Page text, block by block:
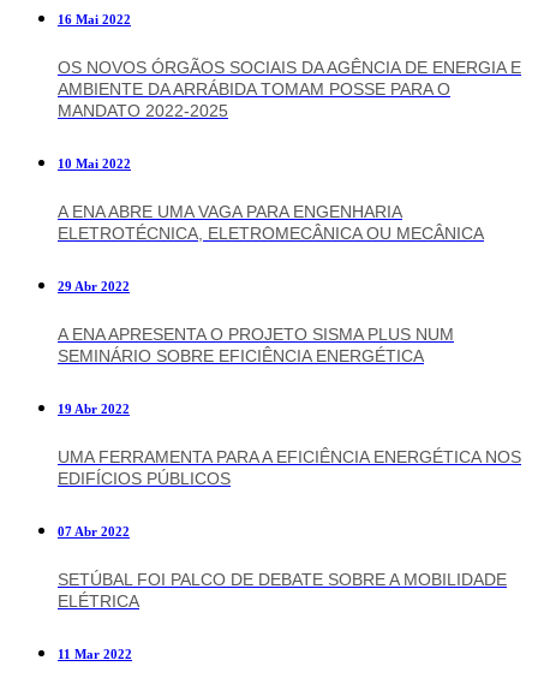
16 Mai 2022
OS NOVOS ÓRGÃOS SOCIAIS DA AGÊNCIA DE ENERGIA E
AMBIENTE DA ARRÁBIDA TOMAM POSSE PARA O
MANDATO 2022-2025
10 Mai 2022
A ENA ABRE UMA VAGA PARA ENGENHARIA
ELETROTÉCNICA, ELETROMECÂNICA OU MECÂNICA
29 Abr 2022
A ENA APRESENTA O PROJETO SISMA PLUS NUM
SEMINÁRIO SOBRE EFICIÊNCIA ENERGÉTICA
19 Abr 2022
UMA FERRAMENTA PARA A EFICIÊNCIA ENERGÉTICA NOS
EDIFÍCIOS PÚBLICOS
07 Abr 2022
SETÚBAL FOI PALCO DE DEBATE SOBRE A MOBILIDADE
ELÉTRICA
11 Mar 2022